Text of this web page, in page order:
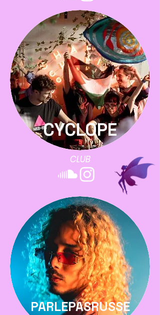
CYCLOPE
CLUB
PARLEPASRUSSE